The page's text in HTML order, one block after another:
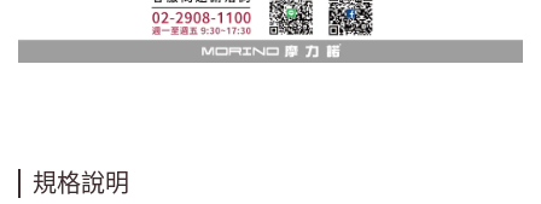
規格說明